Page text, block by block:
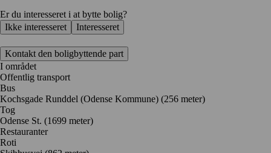
Er du interesseret i at bytte bolig?
Ikke interesseret
Interesseret
Kontakt den boligbyttende part
I området
Offentlig transport
Bus
Kochsgade Runddel (Odense Kommune) (256 meter)
Tog
Odense St. (1699 meter)
Restauranter
Roti